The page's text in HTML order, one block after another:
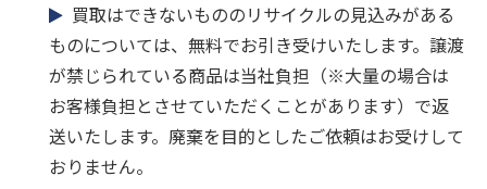
買取はできないもののリサイクルの見込みがある
ものについては、無料でお引き受けいたします。譲渡
が禁じられている商品は当社負担（※大量の場合は
お客様負担とさせていただくことがあります）で返
送いたします。廃棄を目的としたご依頼はお受けして
おりません。